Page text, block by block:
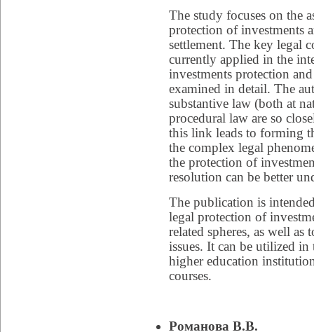
The study focuses on the
protection of investments
settlement. The key legal
currently applied in the
investments protection
examined in detail. The
substantive law (both at
procedural law are so
this link leads to forming
the complex legal
the protection of
resolution can be better
The publication is
legal protection of
related spheres, as well as
issues. It can be utilized
higher education
courses.
Романова В.В.